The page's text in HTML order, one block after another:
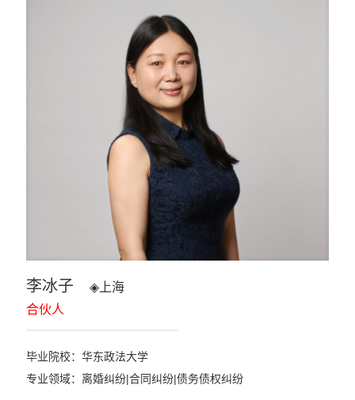
李冰子 ◈ 上海
合伙人
毕业院校：华东政法大学
专业领域：离婚纠纷|合同纠纷|债务债权纠纷